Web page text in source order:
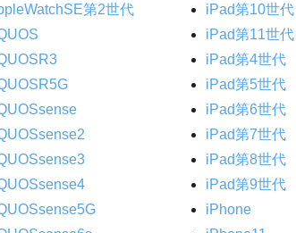
第2世代
iPad第10世代
iPad第11世代
iPad第4世代
iPad第5世代
iPad第6世代
iPad第7世代
iPad第8世代
iPad第9世代
iPhone